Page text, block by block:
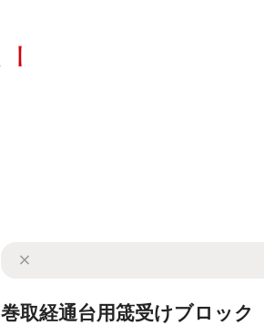
巻取経通台用筬受けブロック